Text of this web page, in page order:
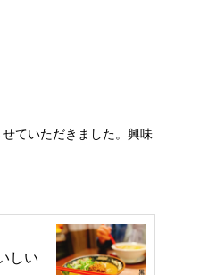
ていただきました。興味
しい